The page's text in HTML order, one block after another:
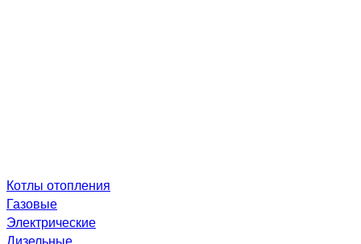
Котлы отопления
Газовые
Электрические